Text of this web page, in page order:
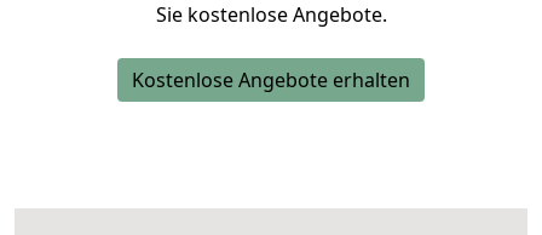
Sie kostenlose Angebote.
Kostenlose Angebote erhalten